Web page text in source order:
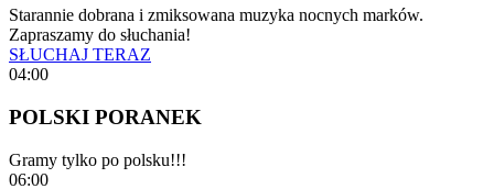
Starannie dobrana i zmiksowana muzyka nocnych marków.
Zapraszamy do słuchania!
SŁUCHAJ TERAZ
04:00
POLSKI PORANEK
Gramy tylko po polsku!!!
06:00